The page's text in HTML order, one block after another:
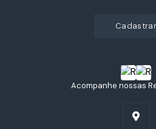
Acompanhe nossas
cadastrar